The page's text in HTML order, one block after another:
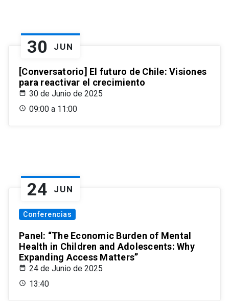
30 JUN
[Conversatorio] El futuro de Chile: Visiones
para reactivar el crecimiento
30 de Junio de 2025
09:00 a 11:00
24 JUN
Conferencias
Panel: “The Economic Burden of Mental
Health in Children and Adolescents: Why
Expanding Access Matters”
24 de Junio de 2025
13:40